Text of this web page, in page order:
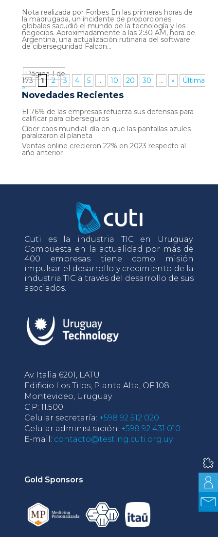
Nota realizada por Forbes En las primeras horas de
la madrugada, un incidente de proporciones
globales sacudió el mundo de la tecnología y los
negocios. Aproximadamente a las 2:30 AM, hora de
Argentina, una actualización rutinaria del software
de ciberseguridad Falcon...
Página 1 de
173 1 2 3 4 5 ... 10 20 30 ... » Última
»
Novedades Recientes
El 76% de las empresas refuerza sus defensas para
calificar para ciberseguros
Ciber caos mundial: día en que las pantallas azules
paralizaron al planeta
Ventas online crecieron 22% en 2023 respecto al
año anterior
Cuti es la industria TIC en Uruguay.
Compuesta en la actualidad por más de
400 empresas tiene como misión
impulsar el desarrollo y crecimiento de la
industria TIC a través del desarrollo de sus
asociados.
Av. Italia 6201, LATU
Edificio Los Tilos, Planta Alta, OF.108
Montevideo, Uruguay
C.P: 11.500
Celular secretaría: +598 92 512 020
Celular administración: +598 92 431 010
E-mail: contacto@testing.cuti.org.uy
Gold Sponsors